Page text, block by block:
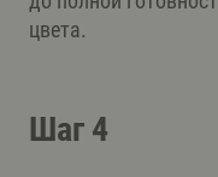
цвета.
Шаг 4